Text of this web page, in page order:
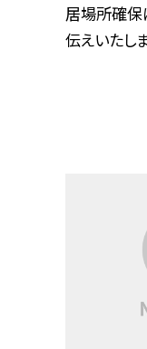
居場所確保
伝えいたし